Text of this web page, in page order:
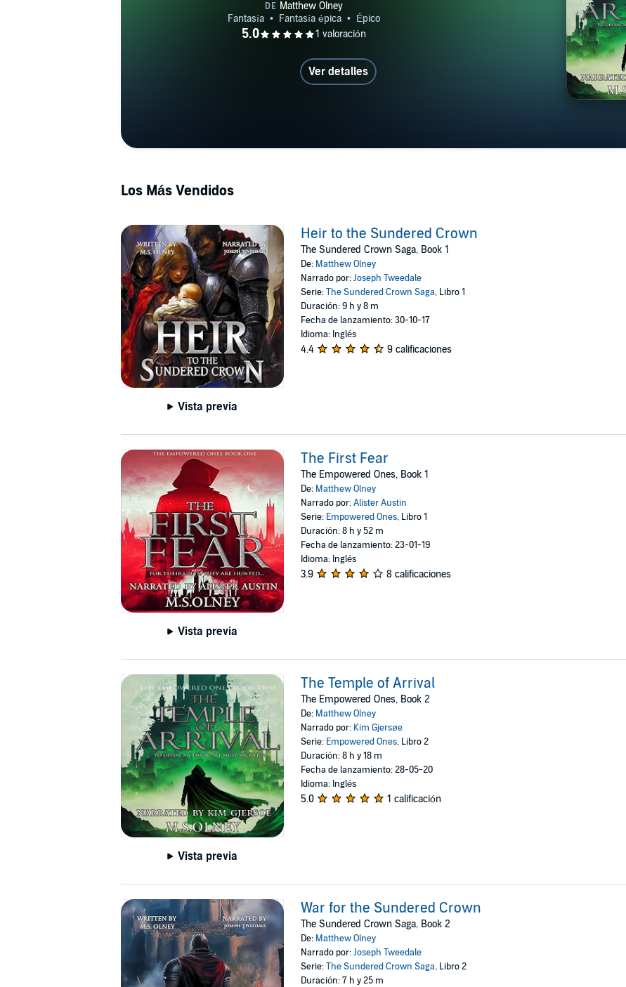
Ver detalles
Los Más Vendidos
Vista previa
Heir to the Sundered Crown
The Sundered Crown Saga, Book 1
De: Matthew Olney
Narrado por:Joseph Tweedale
Serie:The Sundered Crown Saga, Libro 1
Duración: 9 h y 8 m
Fecha de lanzamiento: 30-10-17
Idioma: Inglés
4.4 9 calificaciones
Vista previa
The First Fear
The Empowered Ones, Book 1
De: Matthew Olney
Narrado por:Alister Austin
Serie: Empowered Ones, Libro 1
Duración: 8 h y 52 m
Fecha de lanzamiento: 23-01-19
Idioma: Inglés
3.9 8 calificaciones
Vista previa
The Temple of Arrival
The Empowered Ones, Book 2
De: Matthew Olney
Narrado por: Kim Gjersøe
Serie: Empowered Ones, Libro 2
Duración: 8 h y 18 m
Fecha de lanzamiento: 28-05-20
Idioma: Inglés
5.0 1 calificación
War for the Sundered Crown
The Sundered Crown Saga, Book 2
De: Matthew Olney
Narrado por:Joseph Tweedale
Serie:The Sundered Crown Saga, Libro 2
Duración: 7 h y 25 m